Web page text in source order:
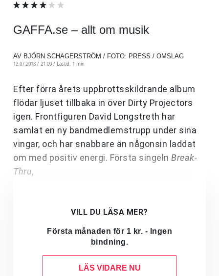
GAFFA.se – allt om musik
AV BJÖRN SCHAGERSTRÖM / FOTO: PRESS / OMSLAG
12.07.2018 / 21:00 / Lästid: 1 min
Efter förra årets uppbrottsskildrande album
flödar ljuset tillbaka in över Dirty Projectors
igen. Frontfiguren David Longstreth har
samlat en ny bandmedlemstrupp under sina
vingar, och har snabbare än någonsin laddat
om med positiv energi. Första singeln Break-
Thru,
VILL DU LÄSA MER?
Första månaden för 1 kr. - Ingen
bindning.
LÄS VIDARE NU